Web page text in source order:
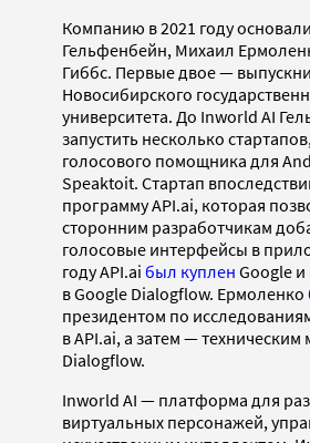
Компанию в 2021 году
Гельфенбейн, Михаил
Гиббс. Первые двое —
Новосибирского
университета. До Inworld AI
запустить несколько
голосового помощника для
Speaktoit. Стартап
программу API.ai, которая
сторонним разработчикам
голосовые интерфейсы в
году API.ai был куплен Google
в Google Dialogflow. Ермоленко
президентом по
в API.ai, а затем —
Dialogflow.
Inworld AI — платформа для
виртуальных персонажей,